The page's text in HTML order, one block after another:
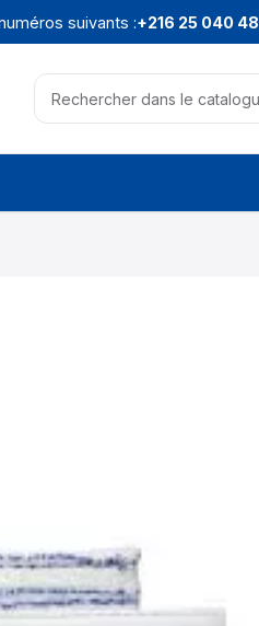
suivants :+216 25 040 488